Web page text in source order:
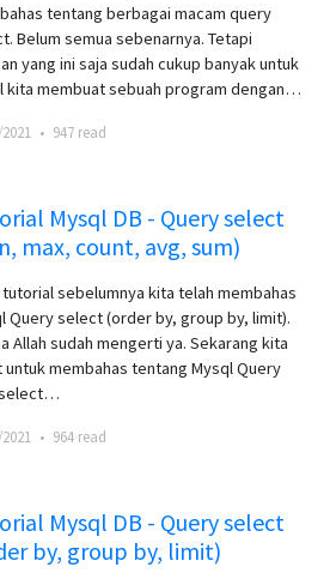
tentang berbagai macam query
Belum semua sebenarnya. Tetapi
yang ini saja sudah cukup banyak untuk
kita membuat sebuah program dengan…
• 947 read
Mysql DB - Query select
max, count, avg, sum)
tutorial sebelumnya kita telah membahas
Query select (order by, group by, limit).
Allah sudah mengerti ya. Sekarang kita
untuk membahas tentang Mysql Query
• 964 read
Mysql DB - Query select
by, group by, limit)